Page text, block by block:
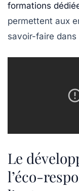
formations
permettent aux
savoir-faire dans
Le
l’éco-